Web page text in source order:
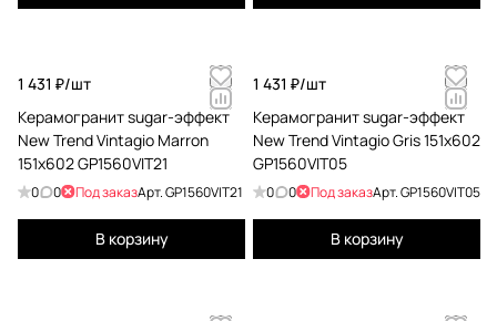
1 431 ₽/шт
Керамогранит sugar-эффект
New Trend Vintagio Marron
151x602 GP1560VIT21
0 0 Под заказАрт.GP1560VIT21
В корзину
1 431 ₽/шт
Керамогранит sugar-эффект
New Trend Vintagio Gris 151x602
GP1560VIT05
0 0 Под заказАрт.GP1560VIT05
В корзину